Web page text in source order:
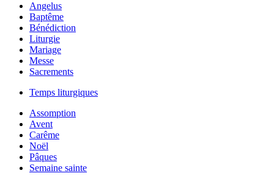
Angelus
Baptême
Bénédiction
Liturgie
Mariage
Messe
Sacrements
Temps liturgiques
Assomption
Avent
Carême
Noël
Pâques
Semaine sainte